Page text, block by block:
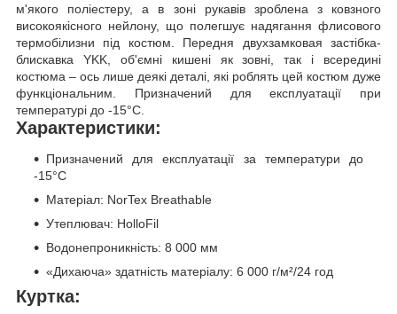
м'якого поліестеру, а в зоні рукавів зроблена з ковзного
високоякісного нейлону, що полегшує надягання флисового
термобілизни під костюм. Передня двухзамковая застібка-
блискавка YKK, об'ємні кишені як зовні, так і всередині
костюма – ось лише деякі деталі, які роблять цей костюм дуже
функціональним. Призначений для експлуатації при
температурі до -15°С.
Характеристики:
Призначений для експлуатації за температури до
-15°С
Матеріал: NorTex Breathable
Утеплювач: HolloFil
Водонепроникність: 8 000 мм
«Дихаюча» здатність матеріалу: 6 000 г/м²/24 год
Куртка: